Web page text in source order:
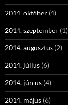
2014. október (4)
2014. szeptember (1)
2014. augusztus (2)
2014. július (6)
2014. június (4)
2014. május (6)